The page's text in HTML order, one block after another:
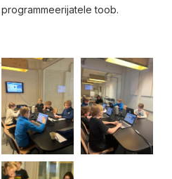
programmeerijatele toob.